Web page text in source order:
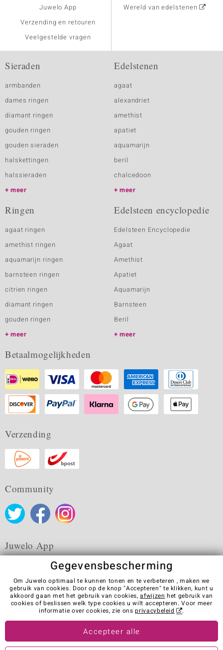
Juwelo App
Verzending en retouren
Veelgestelde vragen
Wereld van edelstenen
Sieraden
armbanden
dames ringen
diamant ringen
gouden ringen
gouden sieraden
halskettingen
halssieraden
meer
Edelstenen
agaat
alexandriet
amethist
apatiet
aquamarijn
beril
chalcedoon
meer
Ringen
agaat ringen
amethist ringen
aquamarijn ringen
barnsteen ringen
citrien ringen
diamant ringen
gouden ringen
meer
Edelsteen encyclopedie
Edelsteen Encyclopedie
Agaat
Amethist
Apatiet
Aquamarijn
Barnsteen
Beril
meer
Betaalmogelijkheden
Verzending
Community
Juwelo App
Algemene verkoopvoorwaarden Privacybeleid
Cookies
Colofon
Contact
Contract herroepen
Visit our stores in other countries:
Gegevensbescherming
Om Juwelo optimaal te kunnen tonen en te verbeteren , maken we
gebruik van cookies. Door op de knop "Accepteren" te klikken, kunt u
akkoord gaan met het gebruik van cookies,afwijzen het gebruik van
cookies of beslissen welk type cookies u wilt accepteren. Voor meer
informatie over cookies, zie onsprivacybeleid .
Accepteer alle